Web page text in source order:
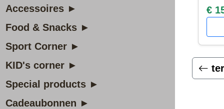
Accessoires ►
Food & Snacks ►
Sport Corner ►
KID's corner ►
Special products ►
Cadeaubonnen ►
€